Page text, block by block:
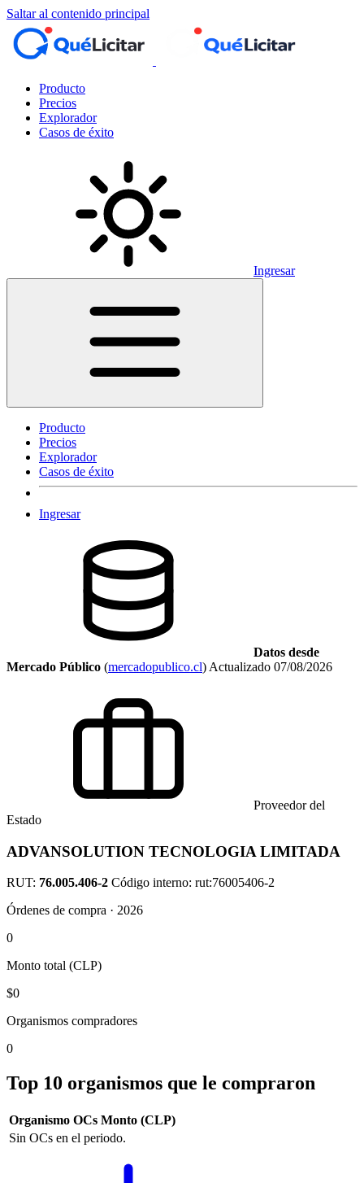
Saltar al contenido principal
Producto
Precios
Explorador
Casos de éxito
Ingresar
Producto
Precios
Explorador
Casos de éxito
Ingresar
Datos desde
Mercado Público (mercadopublico.cl) Actualizado 07/08/2026
Proveedor del
Estado
ADVANSOLUTION TECNOLOGIA LIMITADA
RUT: 76.005.406-2 Código interno: rut:76005406-2
Órdenes de compra · 2026
0
Monto total (CLP)
$0
Organismos compradores
0
Top 10 organismos que le compraron
Organismo OCs Monto (CLP)
Sin OCs en el periodo.